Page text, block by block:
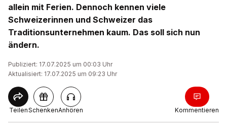
allein mit Ferien. Dennoch kennen viele
Schweizerinnen und Schweizer das
Traditionsunternehmen kaum. Das soll sich nun
ändern.
Publiziert: 17.07.2025 um 00:03 Uhr
Aktualisiert: 17.07.2025 um 09:23 Uhr
TeilenSchenkenAnhören Kommentieren